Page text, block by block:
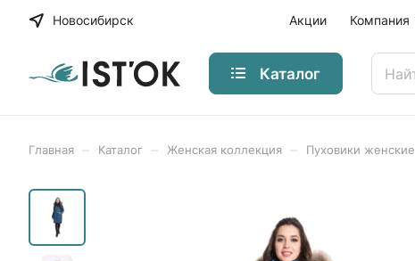
Новосибирск Акции Компания
Каталог
Главная Каталог Женская коллекция Пуховики женские